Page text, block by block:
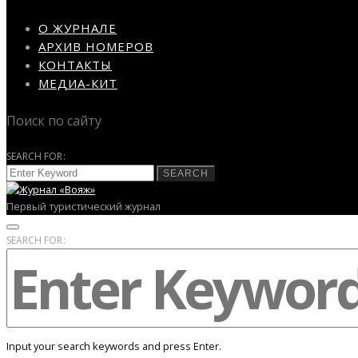
О ЖУРНАЛЕ
АРХИВ НОМЕРОВ
КОНТАКТЫ
МЕДИА-КИТ
Поиск по сайту
SEARCH FOR:
SEARCH
Первый туристический журнал
SEARCH FOR:
Input your search keywords and press Enter.